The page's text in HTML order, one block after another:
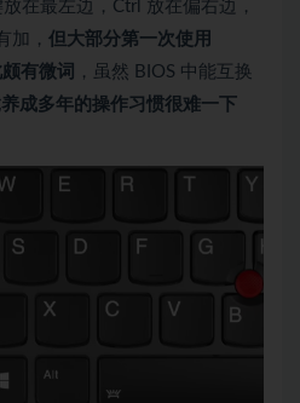
在最左边，Ctrl 放在偏右边，
加， 但大部分第一次使用
有微词
，虽然 BIOS 中能互换
成多年的操作习惯很难一下